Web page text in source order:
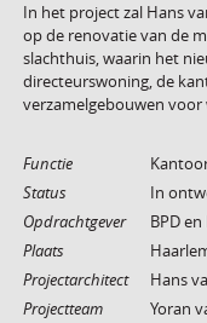
In het project zal Hans
op de renovatie van de
slachthuis, waarin het
directeurswoning, de
verzamelgebouwen
Functie
Status
In
Opdrachtgever
BPD
Plaats
Projectarchitect
Hans
Projectteam
Yoran